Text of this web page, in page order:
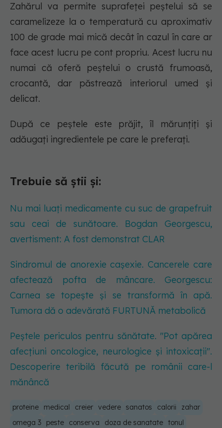
Zahărul va permite suprafeței peștelui să se
caramelizeze la o temperatură cu aproximativ
100 de grade mai mică decât în cazul în care ar
face acest lucru pe cont propriu. Acest lucru nu
numai că oferă peștelui o crustă frumoasă,
crocantă, dar păstrează interiorul umed și
delicat.
După ce peștele este prăjit, îl mărunțiți și
adăugați ingredientele pe care le preferați.
Trebuie să știi și:
Nu mai luați medicamente cu suc de grapefruit
sau ceai de sunătoare. Bogdan Georgescu,
avertisment: A fost demonstrat CLAR
Sindromul de anorexie cașexie. Cancerele care
afectează pofta de mâncare. Georgescu:
Carnea se topește și se transformă în apă.
Tumora dă o adevărată FURTUNĂ metabolică
Peștele periculos pentru sănătate. "Pot apărea
afecțiuni oncologice, neurologice și intoxicații".
Descoperire teribilă făcută pe românii care-l
mănâncă
proteine medical creier vedere sanatos calorii
zahar
omega 3
peste conserva doza de sanatate tonul